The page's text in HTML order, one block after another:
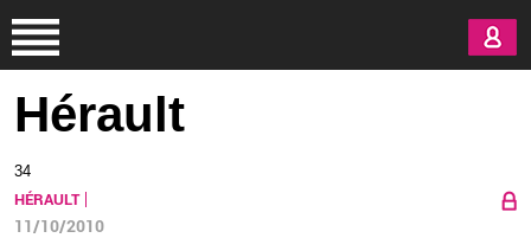
Hérault
34
HÉRAULT
11/10/2010